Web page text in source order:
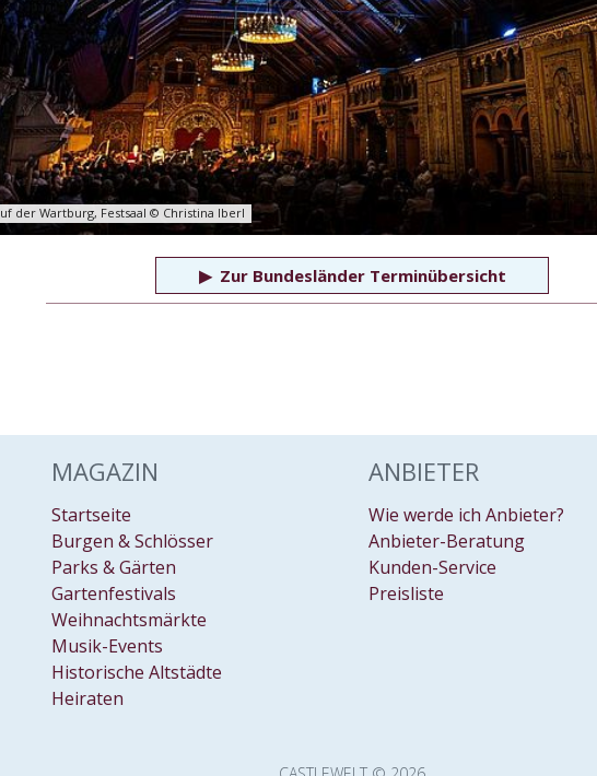
der Wartburg, Festsaal © Christina Iberl
▶ Zur Bundesländer Terminübersicht
MAGAZIN
Startseite
Burgen & Schlösser
Parks & Gärten
Gartenfestivals
Weihnachtsmärkte
Musik-Events
Historische Altstädte
Heiraten
ANBIETER
Wie werde ich Anbieter?
Anbieter-Beratung
Kunden-Service
Preisliste